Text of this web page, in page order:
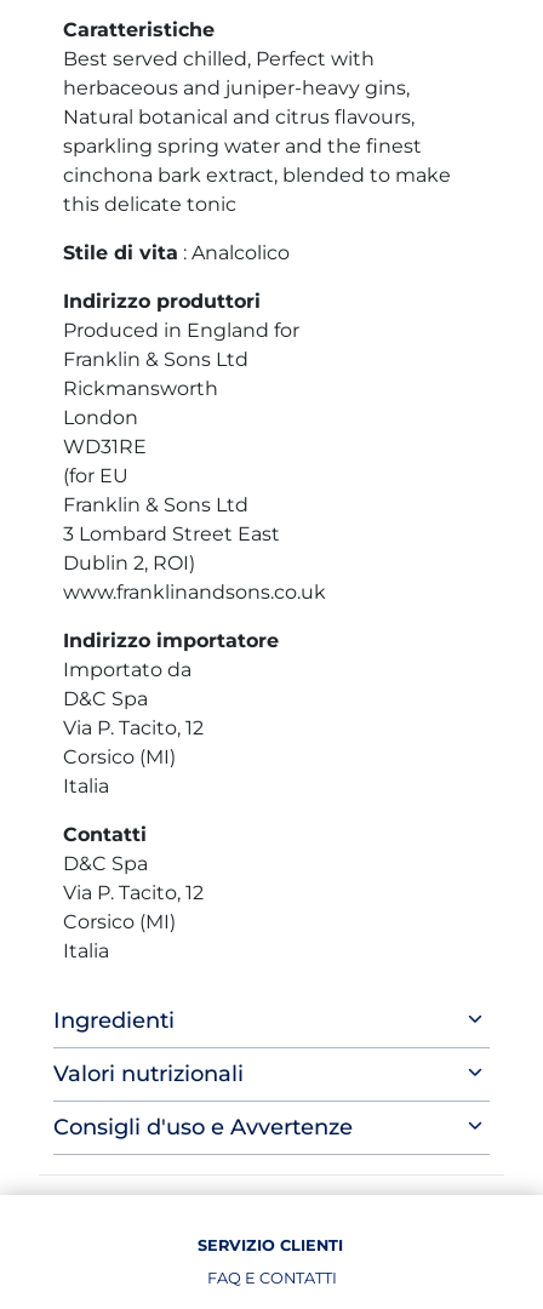
Caratteristiche
Best served chilled, Perfect with
herbaceous and juniper-heavy gins,
Natural botanical and citrus flavours,
sparkling spring water and the finest
cinchona bark extract, blended to make
this delicate tonic
Stile di vita : Analcolico
Indirizzo produttori
Produced in England for
Franklin & Sons Ltd
Rickmansworth
London
WD31RE
(for EU
Franklin & Sons Ltd
3 Lombard Street East
Dublin 2, ROI)
www.franklinandsons.co.uk
Indirizzo importatore
Importato da
D&C Spa
Via P. Tacito, 12
Corsico (MI)
Italia
Contatti
D&C Spa
Via P. Tacito, 12
Corsico (MI)
Italia
Ingredienti
Valori nutrizionali
Consigli d'uso e Avvertenze
SERVIZIO CLIENTI
FAQ E CONTATTI